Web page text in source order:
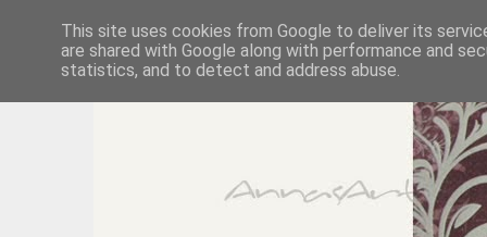
This site uses cookies from Google to deliver its
are shared with Google along with performance and
statistics, and to detect and address abuse.